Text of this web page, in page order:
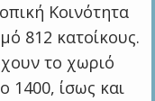
Κοινότητα
812 κατοίκους.
το χωριό
1400, ίσως και